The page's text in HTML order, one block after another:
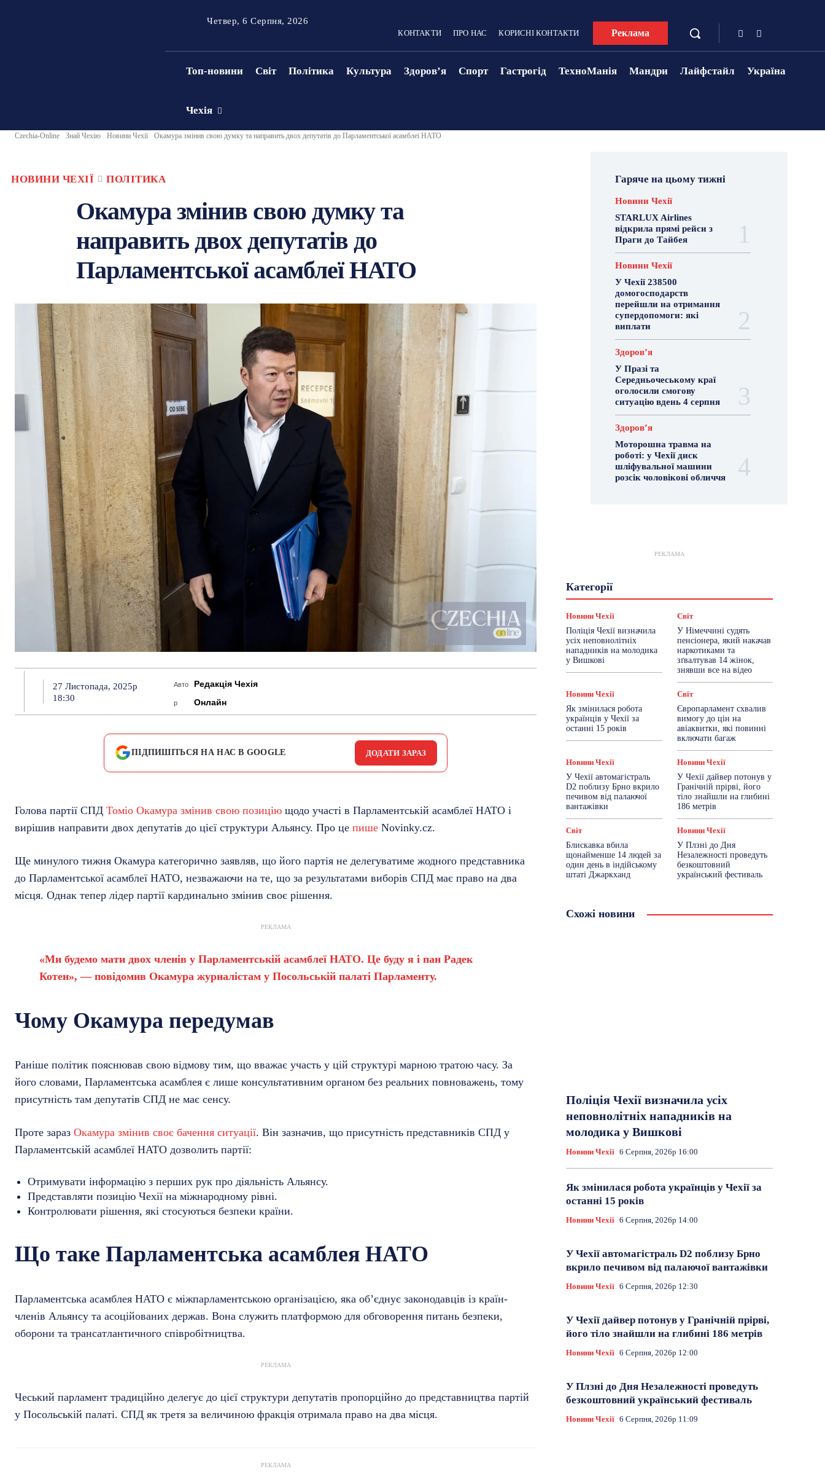
Четвер, 6 Серпня, 2026
КОНТАКТИ ПРО НАС КОРИСНІ КОНТАКТИ Реклама
Топ-новини Світ Політика Культура Здоровʼя Спорт Гастрогід ТехноМанія Мандри Лайфстайл Україна
Чехія
Czechia-Online Знай Чехію Новини Чехії Окамура змінив свою думку та направить двох депутатів до Парламентської асамблеї НАТО
НОВИНИ ЧЕХІЇ ПОЛІТИКА
Окамура змінив свою думку та
направить двох депутатів до
Парламентської асамблеї НАТО
27 Листопада, 2025р
18:30
Авто
р
Редакція Чехія
Онлайн
ПІДПИШІТЬСЯ НА НАС В GOOGLE ДОДАТИ ЗАРАЗ
Голова партії СПД Томіо Окамура змінив свою позицію щодо участі в Парламентській асамблеї НАТО і
вирішив направити двох депутатів до цієї структури Альянсу. Про це пише Novinky.cz.
Ще минулого тижня Окамура категорично заявляв, що його партія не делегуватиме жодного представника
до Парламентської асамблеї НАТО, незважаючи на те, що за результатами виборів СПД має право на два
місця. Однак тепер лідер партії кардинально змінив своє рішення.
РЕКЛАМА
«Ми будемо мати двох членів у Парламентській асамблеї НАТО. Це буду я і пан Радек
Котен», — повідомив Окамура журналістам у Посольській палаті Парламенту.
Чому Окамура передумав
Раніше політик пояснював свою відмову тим, що вважає участь у цій структурі марною тратою часу. За
його словами, Парламентська асамблея є лише консультативним органом без реальних повноважень, тому
присутність там депутатів СПД не має сенсу.
Проте зараз Окамура змінив своє бачення ситуації. Він зазначив, що присутність представників СПД у
Парламентській асамблеї НАТО дозволить партії:
Отримувати інформацію з перших рук про діяльність Альянсу.
Представляти позицію Чехії на міжнародному рівні.
Контролювати рішення, які стосуються безпеки країни.
Що таке Парламентська асамблея НАТО
Парламентська асамблея НАТО є міжпарламентською організацією, яка об’єднує законодавців із країн-
членів Альянсу та асоційованих держав. Вона служить платформою для обговорення питань безпеки,
оборони та трансатлантичного співробітництва.
РЕКЛАМА
Чеський парламент традиційно делегує до цієї структури депутатів пропорційно до представництва партій
у Посольській палаті. СПД як третя за величиною фракція отримала право на два місця.
РЕКЛАМА
Гаряче на цьому тижні
Новини Чехії
STARLUX Airlines
відкрила прямі рейси з
Праги до Тайбея
Новини Чехії
У Чехії 238500
домогосподарств
перейшли на отримання
супердопомоги: які
виплати
Здоровʼя
У Празі та
Середньочеському краї
оголосили смогову
ситуацію вдень 4 серпня
Здоровʼя
Моторошна травма на
роботі: у Чехії диск
шліфувальної машини
розсік чоловікові обличчя
РЕКЛАМА
КатегоріїГастрогід
Знай Чехію
Новини України
Новини Чехії
Політика
Робота
Сад та город
Світ
Спорт ТехноМанія
Топ-новини
Фоторепортаж
Більше
Новини Чехії
Поліція Чехії визначила
усіх неповнолітніх
нападників на молодика
у Вишкові
Світ
У Німеччині судять
пенсіонера, який накачав
наркотиками та
зґвалтував 14 жінок,
знявши все на відео
Новини Чехії
Як змінилася робота
українців у Чехії за
останні 15 років
Світ
Європарламент схвалив
вимогу до цін на
авіаквитки, які повинні
включати багаж
Новини Чехії
У Чехії автомагістраль
D2 поблизу Брно вкрило
печивом від палаючої
вантажівки
Новини Чехії
У Чехії дайвер потонув у
Гранічній прірві, його
тіло знайшли на глибині
186 метрів
Світ
Блискавка вбила
щонайменше 14 людей за
один день в індійському
штаті Джаркханд
Новини Чехії
У Плзні до Дня
Незалежності проведуть
безкоштовний
український фестиваль
Схожі новини
Поліція Чехії визначила усіх
неповнолітніх нападників на
молодика у Вишкові
Новини Чехії 6 Серпня, 2026р 16:00
Як змінилася робота українців у Чехії за
останні 15 років
Новини Чехії 6 Серпня, 2026р 14:00
У Чехії автомагістраль D2 поблизу Брно
вкрило печивом від палаючої вантажівки
Новини Чехії 6 Серпня, 2026р 12:30
У Чехії дайвер потонув у Гранічній прірві,
його тіло знайшли на глибині 186 метрів
Новини Чехії 6 Серпня, 2026р 12:00
У Плзні до Дня Незалежності проведуть
безкоштовний український фестиваль
Новини Чехії 6 Серпня, 2026р 11:09